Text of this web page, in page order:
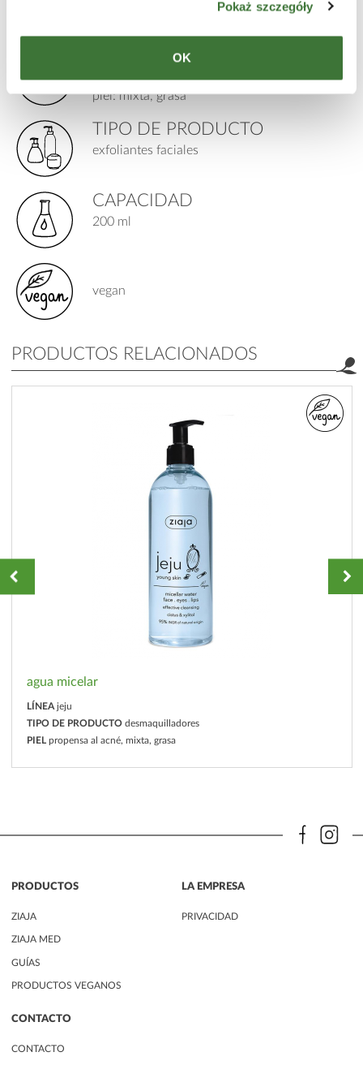
Pokaż szczegóły
OK
edad: 12+
piel: mixta, grasa
TIPO DE PRODUCTO
exfoliantes faciales
CAPACIDAD
200 ml
vegan
PRODUCTOS RELACIONADOS
agua micelar
LÍNEA jeju
TIPO DE PRODUCTO desmaquilladores
PIEL propensa al acné, mixta, grasa
PRODUCTOS
ZIAJA
ZIAJA MED
GUÍAS
PRODUCTOS VEGANOS
LA EMPRESA
PRIVACIDAD
CONTACTO
CONTACTO